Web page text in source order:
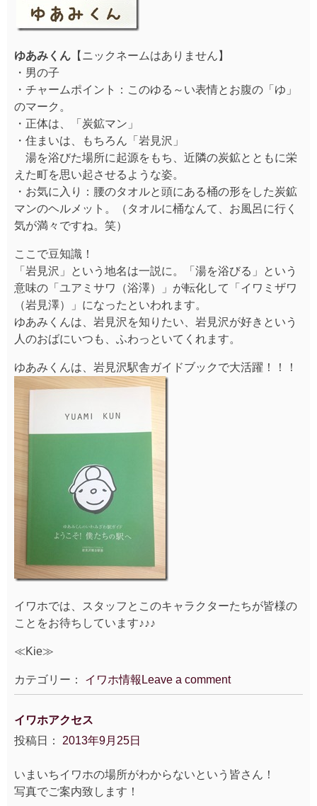
ゆあみくん 【ニックネームはありません】
・男の子
・チャームポイント：このゆる～い表情とお腹の「ゆ」
のマーク。
・正体は、「炭鉱マン」
・住まいは、もちろん「岩見沢」
湯を浴びた場所に起源をもち、近隣の炭鉱とともに栄
えた町を思い起させるような姿。
・お気に入り：腰のタオルと頭にある桶の形をした炭鉱
マンのヘルメット。（タオルに桶なんて、お風呂に行く
気が満々ですね。笑）
ここで豆知識！
「岩見沢」という地名は一説に。「湯を浴びる」という
意味の「ユアミサワ（浴澤）」が転化して「イワミザワ
（岩見澤）」になったといわれます。
ゆあみくんは、岩見沢を知りたい、岩見沢が好きという
人のおばにいつも、ふわっといてくれます。
ゆあみくんは、岩見沢駅舎ガイドブックで大活躍！！！
イワホでは、スタッフとこのキャラクターたちが皆様の
ことをお待ちしています♪♪♪
≪Kie≫
カテゴリー： イワホ情報 Leave a comment
イワホアクセス
投稿日： 2013年9月25日
いまいちイワホの場所がわからないという皆さん！
写真でご案内致します！